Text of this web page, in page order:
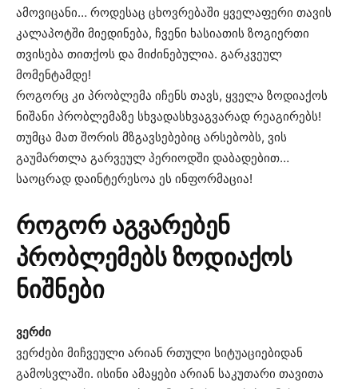
ამოვიცანი… როდესაც ცხოვრებაში ყველაფერი თავის
კალაპოტში მიედინება, ჩვენი ხასიათის ზოგიერთი
თვისება თითქოს და მიძინებულია. გარკვეულ
მომენტამდე!
როგორც კი პრობლემა იჩენს თავს, ყველა ზოდიაქოს
ნიშანი პრობლემაზე სხვადასხვაგვარად რეაგირებს!
თუმცა მათ შორის მზგავსებებიც არსებობს, ვის
გაუმართლა გარვეულ პერიოდში დაბადებით…
საოცრად დაინტერესოა ეს ინფორმაცია!
როგორ აგვარებენ
პრობლემებს ზოდიაქოს
ნიშნები
ვერძი
ვერძები მიჩვეული არიან რთული სიტუაციებიდან
გამოსვლაში. ისინი ამაყები არიან საკუთარი თავითა